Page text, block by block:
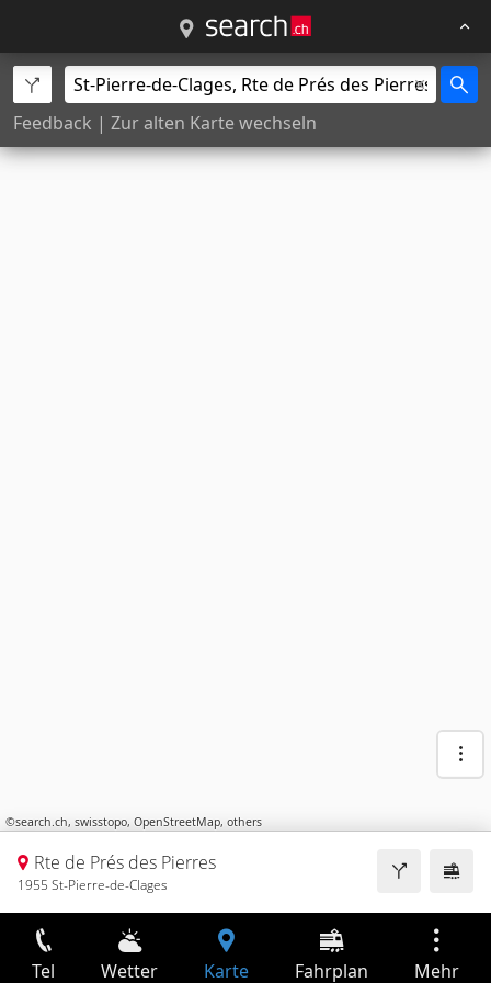
Feedback | Zur alten Karte wechseln
©search.ch, swisstopo, OpenStreetMap, others
Rte de Prés des Pierres
1955 St-Pierre-de-Clages
Tel Wetter Karte Fahrplan Mehr